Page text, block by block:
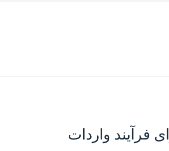
فرآیند واردات